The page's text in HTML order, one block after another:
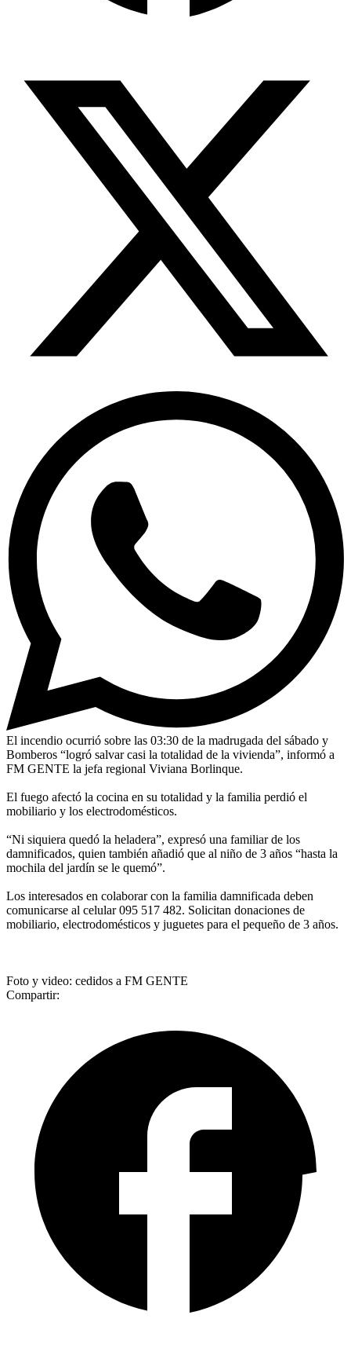
El incendio ocurrió sobre las 03:30 de la madrugada del sábado y
Bomberos “logró salvar casi la totalidad de la vivienda”, informó a
FM GENTE la jefa regional Viviana Borlinque.
El fuego afectó la cocina en su totalidad y la familia perdió el
mobiliario y los electrodomésticos.
“Ni siquiera quedó la heladera”, expresó una familiar de los
damnificados, quien también añadió que al niño de 3 años “hasta la
mochila del jardín se le quemó”.
Los interesados en colaborar con la familia damnificada deben
comunicarse al celular 095 517 482. Solicitan donaciones de
mobiliario, electrodomésticos y juguetes para el pequeño de 3 años.
Foto y video: cedidos a FM GENTE
Compartir: